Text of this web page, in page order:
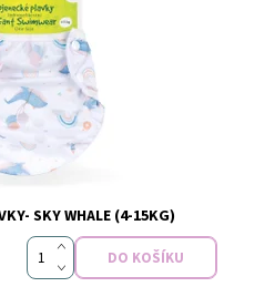
Skladem
SKY WHALE (4-15KG)